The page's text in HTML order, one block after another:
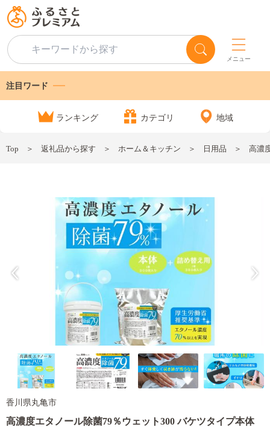
メニュー
注目ワード
ランキング カテゴリ 地域
Top 返礼品から探す ホーム＆キッチン 日用品 高濃
香川県丸亀市
高濃度エタノール除菌79％ウェット300 バケツタイプ本体